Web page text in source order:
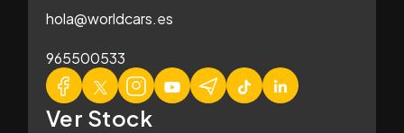
hola@worldcars.es
965500533
Ver Stock